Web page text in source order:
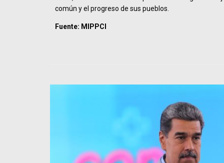
común y el progreso de sus pueblos.
Fuente: MIPPCI